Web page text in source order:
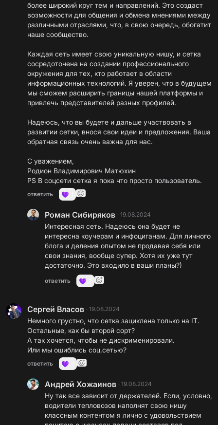
более широкий круг тем и направлений. Это создаст
возможности для общения и обмена мнениями между
различными отраслями, что, в свою очередь, обогатит
наше сообщество.
Каждая сеть имеет свою уникальную нишу, и сетка
сосредоточена на создании профессионального
окружения для тех, кто работает в области
информационных технологий. Я уверен, что в будущем
мы сможем расширить границы нашей платформы и
привлечь представителей разных профилей.
Надеюсь, что вы будете и дальше участвовать в
развитии сетки, внося свои идеи и предложения. Ваша
обратная связь очень важна для нас.
С уважением,
Родион Владимирович Матюхин
PS В соцсети сетка я пока что просто пользователь.
ответить
Роман Сибиряков · 19.08.2024
Интересная сеть. Надеюсь она будет не
интересна коучерам и инфоциганам. Для личного
блога и деления опытом не продавая себя или
свои знания, вообще супер. Хотя их уже тут
достаточно. Это входило в ваши планы?)
ответить
Сергей Власов · 19.08.2024
Немного грустно, что сетка зациклена только на IT.
Остальные, как бы второй сорт?
А так хочется, чтобы не дискрименировали.
Или мы ошиблись соц.сетью?
ответить
Андрей Хожаинов · 19.08.2024
Ну так все зависит от держателей. Если, условно,
водители тепловозов наполнят свою нишу
классным контентом я лично с удовольствием